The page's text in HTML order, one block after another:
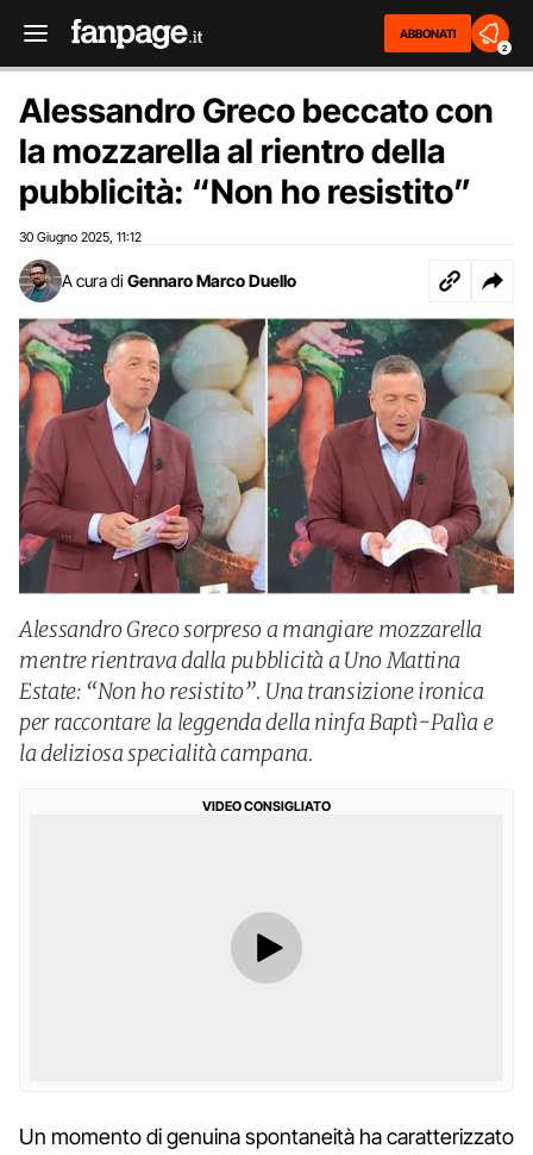
ABBONATI
2
Alessandro Greco beccato con
la mozzarella al rientro della
pubblicità: “Non ho resistito”
30 Giugno 2025 11:12
A cura di Gennaro Marco Duello
Alessandro Greco sorpreso a mangiare mozzarella
mentre rientrava dalla pubblicità a Uno Mattina
Estate: “Non ho resistito”. Una transizione ironica
per raccontare la leggenda della ninfa Baptì-Palìa e
la deliziosa specialità campana.
VIDEO CONSIGLIATO
Un momento di genuina spontaneità ha caratterizzato